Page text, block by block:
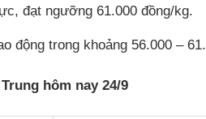
đạt ngưỡng 61.000 đồng/kg.
động trong khoảng 56.000 –
hôm nay 24/9